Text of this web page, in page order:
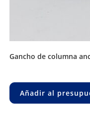
gancho de columna
Añadir al